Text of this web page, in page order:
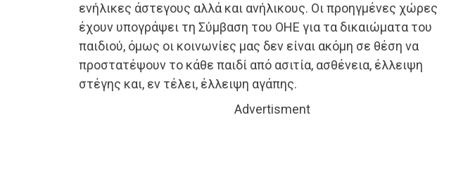
ενήλικες άστεγους αλλά και ανήλικους. Οι προηγμένες χώρες
έχουν υπογράψει τη Σύμβαση του ΟΗΕ για τα δικαιώματα του
παιδιού, όμως οι κοινωνίες μας δεν είναι ακόμη σε θέση να
προστατέψουν το κάθε παιδί από ασιτία, ασθένεια, έλλειψη
στέγης και, εν τέλει, έλλειψη αγάπης.
Advertisment